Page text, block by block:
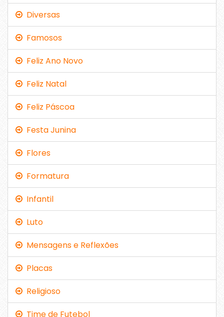
Diversas
Famosos
Feliz Ano Novo
Feliz Natal
Feliz Páscoa
Festa Junina
Flores
Formatura
Infantil
Luto
Mensagens e Reflexões
Placas
Religioso
Time de Futebol